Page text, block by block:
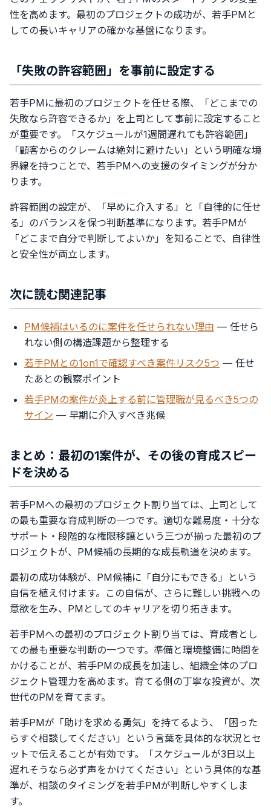
性を高めます。最初のプロジェクトの成功が、若手PMと
しての長いキャリアの確かな基盤になります。
「失敗の許容範囲」を事前に設定する
若手PMに最初のプロジェクトを任せる際、「どこまでの
失敗なら許容できるか」を上司として事前に設定すること
が重要です。「スケジュールが1週間遅れても許容範囲」
「顧客からのクレームは絶対に避けたい」という明確な境
界線を持つことで、若手PMへの支援のタイミングが分か
ります。
許容範囲の設定が、「早めに介入する」と「自律的に任せ
る」のバランスを保つ判断基準になります。若手PMが
「どこまで自分で判断してよいか」を知ることで、自律性
と安全性が両立します。
次に読む関連記事
PM候補はいるのに案件を任せられない理由 — 任せら
れない側の構造課題から整理する
若手PMとの1on1で確認すべき案件リスク5つ — 任せ
たあとの観察ポイント
若手PMの案件が炎上する前に管理職が見るべき5つの
サイン — 早期に介入すべき兆候
まとめ：最初の1案件が、その後の育成スピー
ドを決める
若手PMへの最初のプロジェクト割り当ては、上司として
の最も重要な育成判断の一つです。適切な難易度・十分な
サポート・段階的な権限移譲という三つが揃った最初のプ
ロジェクトが、PM候補の長期的な成長軌道を決めます。
最初の成功体験が、PM候補に「自分にもできる」という
自信を植え付けます。この自信が、さらに難しい挑戦への
意欲を生み、PMとしてのキャリアを切り拓きます。
若手PMへの最初のプロジェクト割り当ては、育成者とし
ての最も重要な判断の一つです。準備と環境整備に時間を
かけることが、若手PMの成長を加速し、組織全体のプロ
ジェクト管理力を高めます。育てる側の丁寧な投資が、次
世代のPMを育てます。
若手PMが「助けを求める勇気」を持てるよう、「困った
らすぐ相談してください」という言葉を具体的な状況とセ
ットで伝えることが有効です。「スケジュールが3日以上
遅れそうなら必ず声をかけてください」という具体的な基
準が、相談のタイミングを若手PMが判断しやすくしま
す。